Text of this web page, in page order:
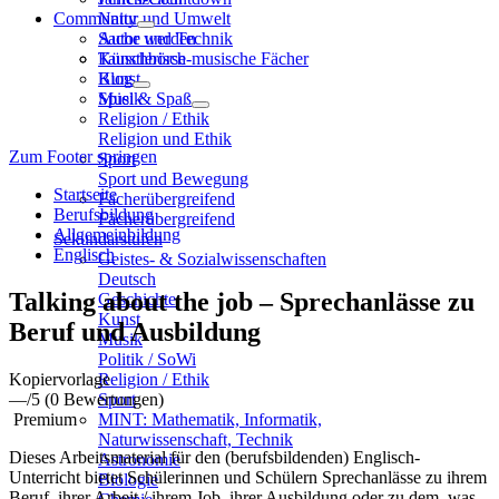
Natur und Umwelt
Sache und Technik
Künstlerisch-musische Fächer
Kunst
Musik
Religion / Ethik
Religion und Ethik
Sport
Sport und Bewegung
Fächerübergreifend
Fächerübergreifend
Sekundarstufen
Geistes- & Sozialwissenschaften
Deutsch
Geschichte
Kunst
Musik
Politik / SoWi
Religion / Ethik
Sport
MINT: Mathematik, Informatik,
Naturwissenschaft, Technik
Astronomie
Biologie
Community
Autor werden
Tauschbörse
Blog
Spiel & Spaß
Zum Footer springen
Startseite
Berufsbildung
Allgemeinbildung
Englisch
Talking about the job – Sprechanlässe zu
Beruf und Ausbildung
Kopiervorlage
—/5 (0 Bewertungen)
Premium
Dieses Arbeitsmaterial für den (berufsbildenden) Englisch-
Unterricht bietet Schülerinnen und Schülern Sprechanlässe zu ihrem